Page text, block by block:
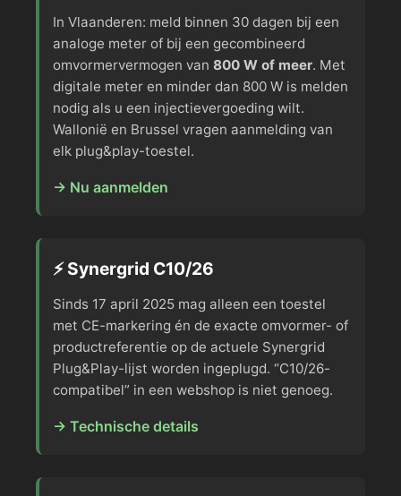
In Vlaanderen: meld binnen 30 dagen bij een
analoge meter of bij een gecombineerd
omvormervermogen van 800 W of meer. Met
digitale meter en minder dan 800 W is melden
nodig als u een injectievergoeding wilt.
Wallonië en Brussel vragen aanmelding van
elk plug&play-toestel.
→ Nu aanmelden
⚡ Synergrid C10/26
Sinds 17 april 2025 mag alleen een toestel
met CE-markering én de exacte omvormer- of
productreferentie op de actuele Synergrid
Plug&Play-lijst worden ingeplugd. “C10/26-
compatibel” in een webshop is niet genoeg.
→ Technische details